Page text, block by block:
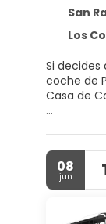
San
Los
Si decides
coche de Playa Dominicus y
Casa de
servicio
Disfruta
gratuitos
08
jun